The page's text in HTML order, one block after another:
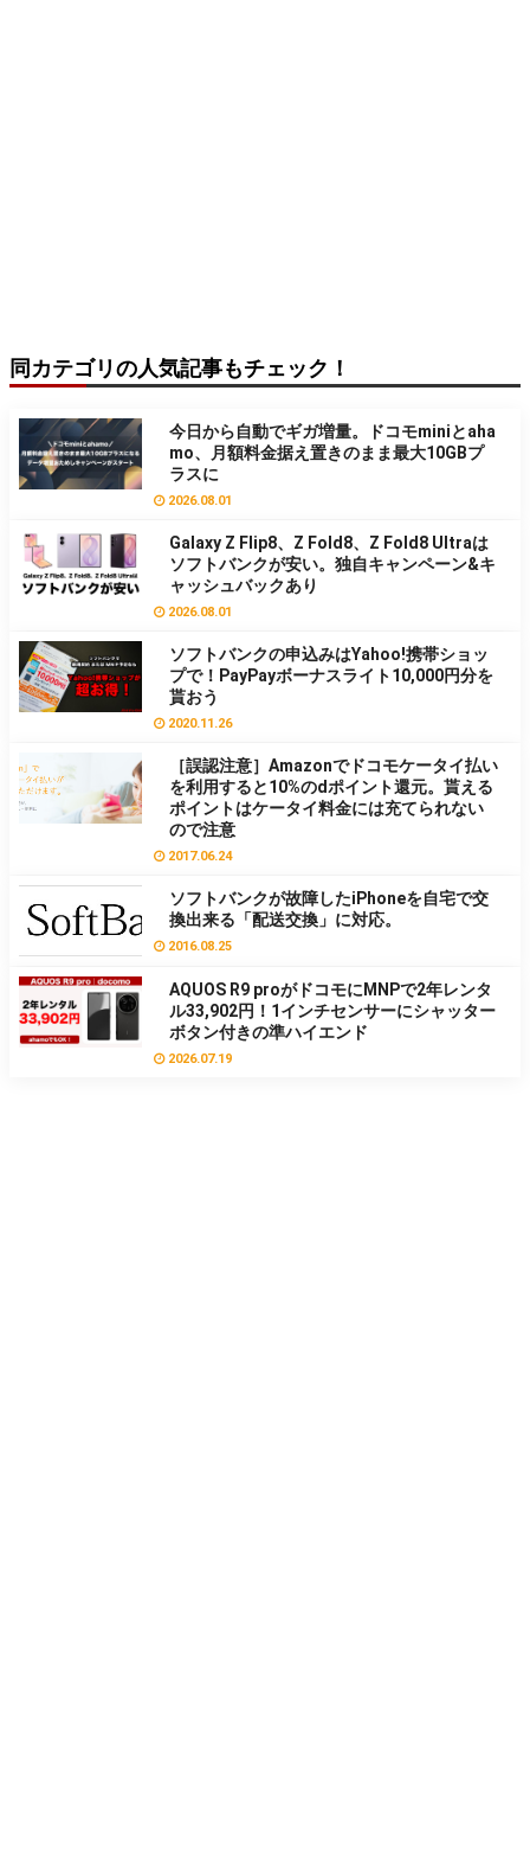
同カテゴリの人気記事もチェック！
今日から自動でギガ増量。ドコモminiとaha
mo、月額料金据え置きのまま最大10GBプ
ラスに
2026.08.01
Galaxy Z Flip8、Z Fold8、Z Fold8 Ultraは
ソフトバンクが安い。独自キャンペーン&キ
ャッシュバックあり
2026.08.01
ソフトバンクの申込みはYahoo!携帯ショッ
プで！PayPayボーナスライト10,000円分を
貰おう
2020.11.26
［誤認注意］Amazonでドコモケータイ払い
を利用すると10%のdポイント還元。貰える
ポイントはケータイ料金には充てられない
ので注意
2017.06.24
ソフトバンクが故障したiPhoneを自宅で交
換出来る「配送交換」に対応。
2016.08.25
AQUOS R9 proがドコモにMNPで2年レンタ
ル33,902円！1インチセンサーにシャッター
ボタン付きの準ハイエンド
2026.07.19